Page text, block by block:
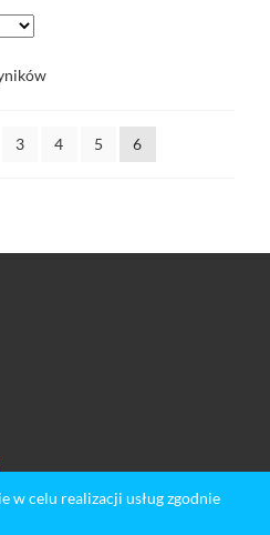
3 4 5 6
w celu realizacji usług zgodnie